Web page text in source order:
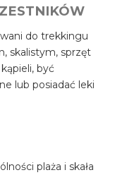
do trekkingu
skalistym, sprzęt
być
lub posiadać leki
plaża i skała